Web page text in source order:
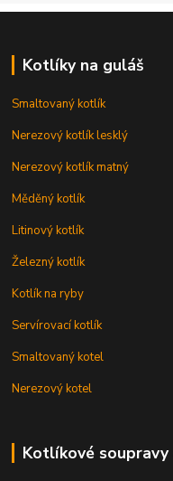
Kotlíky na guláš
Smaltovaný kotlík
Nerezový kotlík lesklý
Nerezový kotlík matný
Měděný kotlík
Litinový kotlík
Železný kotlík
Kotlík na ryby
Servírovací kotlík
Smaltovaný kotel
Nerezový kotel
Kotlíkové soupravy